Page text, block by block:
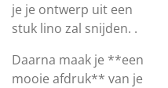
je je ontwerp uit een
stuk lino zal snijden. .
Daarna maak je **een
mooie afdruk** van je